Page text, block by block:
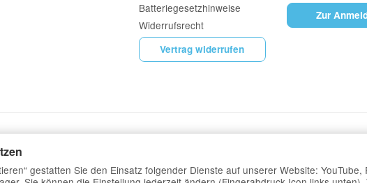
Batteriegesetzhinweise
Widerrufsrecht
Vertrag widerrufen
Zur
gestatten Sie den Einsatz folgender Dienste auf unserer Website: YouTube,